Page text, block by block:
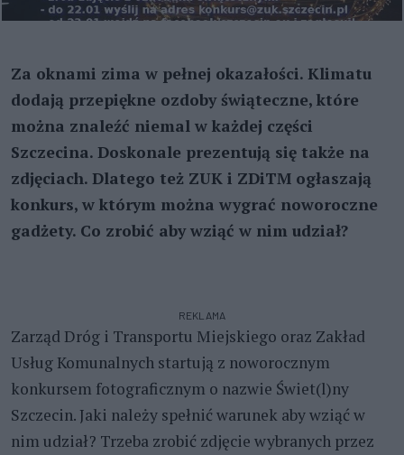
Za oknami zima w pełnej okazałości. Klimatu
dodają przepiękne ozdoby świąteczne, które
można znaleźć niemal w każdej części
Szczecina. Doskonale prezentują się także na
zdjęciach. Dlatego też ZUK i ZDiTM ogłaszają
konkurs, w którym można wygrać noworoczne
gadżety. Co zrobić aby wziąć w nim udział?
REKLAMA
Zarząd Dróg i Transportu Miejskiego oraz Zakład
Usług Komunalnych startują z noworocznym
konkursem fotograficznym o nazwie Świet(l)ny
Szczecin. Jaki należy spełnić warunek aby wziąć w
nim udział? Trzeba zrobić zdjęcie wybranych przez